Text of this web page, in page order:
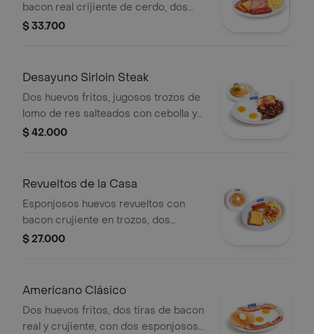
bacon real crijiente de cerdo, dos
salchichas Legendaria, dos trozos de
Acompañado de dos espojosos
pancakes buttermilk.
$ 33.700
Desayuno Sirloin Steak
Dos huevos fritos, jugosos trozos de
lomo de res salteados con cebolla y
champiñones frescos, pan pullman
$ 42.000
Revueltos de la Casa
Esponjosos huevos revueltos con
bacon crujiente en trozos, dos
salchichas Legendaria Lucarni, pan
Acompañado de un esponjoso
$ 27.000
Americano Clásico
Dos huevos fritos, dos tiras de bacon
real y crujiente, con dos esponjosos